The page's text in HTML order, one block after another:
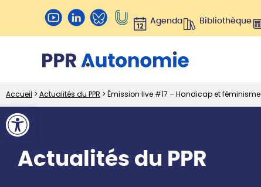
Ouvrir la barre d’outils
Agenda Bibliothèque
Accueil > Actualités du PPR > Émission live #17 – Handicap et féminisme
Actualités du PPR